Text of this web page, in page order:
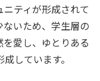
ティが形成されて
いため、学生層の
愛し、ゆとりある
しています。